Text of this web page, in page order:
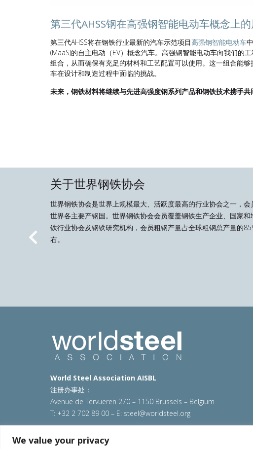
We value your privacy
第三代AHSS钢在高强钢智能电动车概念上
第三代AHSS将在钢铁行业最新的汽车示范项目高强钢智能电动车
(MaaS)的自主电动（EV）概念汽车。高强钢智能电动车向我们的
组合，从而确保有充足的材料和工艺配置可以使用。这一组合能
车在设计和制造过程中面临的挑战。
未来，钢铁材料将继续与先进高强度钢系列产品和钢铁技术携手
关于世界钢铁协会
世界钢铁协会是世界上规模最大、活跃度最高的行业协会之一，会
世界各主要产钢国。世界钢铁协会会员覆盖钢铁生产企业、国家和
铁行业协会及钢铁研究机构，会员粗钢产量占全球粗钢总产量的
右。
Previous
World Steel Association AISBL
注册办事处：
Avenue de Tervueren 270 – 1150 Brussels – Belgium
T: +32 2 702 89 00 – E: steel@worldsteel.org
VAT Number BE 0406.597.373